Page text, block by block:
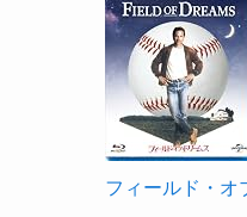
フィールド・オ